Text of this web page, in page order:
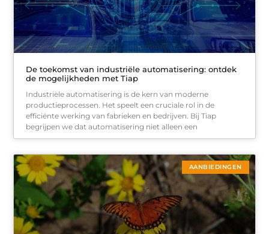
De toekomst van industriële automatisering: ontdek
de mogelijkheden met Tiap
Industriële automatisering is de kern van moderne
productieprocessen. Het speelt een cruciale rol in de
efficiënte werking van fabrieken en bedrijven. Bij Tiap
begrijpen we dat automatisering niet alleen een
AANBIEDINGEN